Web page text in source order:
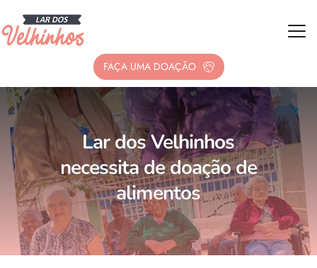
FAÇA UMA DOAÇÃO
Lar dos Velhinhos
necessita de doação de
alimentos